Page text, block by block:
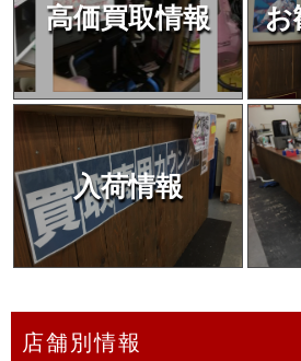
高価買取情報 お
入荷情報
店舗別情報